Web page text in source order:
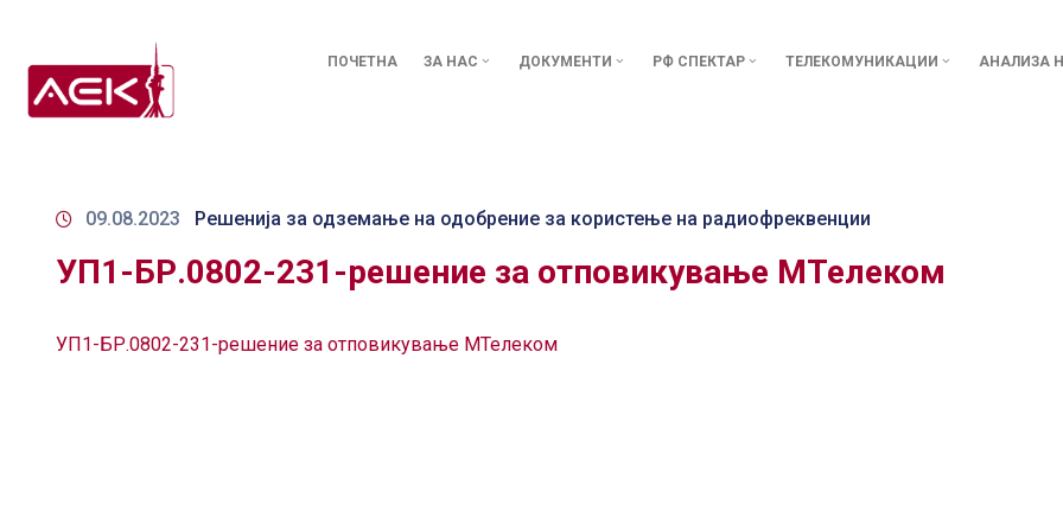
ПОЧЕТНА ЗА НАС ДОКУМЕНТИ РФ СПЕКТАР ТЕЛЕКОМУНИКАЦИИ АНАЛИЗА
09.08.2023 Решенија за одземање на одобрение за користење на радиофреквенции
УП1-БР.0802-231-решение за отповикување МТелеком
УП1-БР.0802-231-решение за отповикување МТелеком